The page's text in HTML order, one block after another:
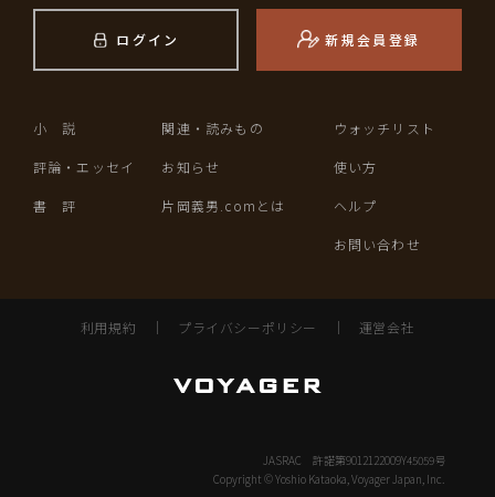
ログイン 新規会員登録
小 説
評論・エッセイ
書 評
関連・読みもの
お知らせ
片岡義男.comとは
ウォッチリスト
使い方
ヘルプ
お問い合わせ
利用規約 ｜ プライバシーポリシー ｜ 運営会社
JASRAC 許諾第9012122009Y45059号
Copyright © Yoshio Kataoka, Voyager Japan, Inc.